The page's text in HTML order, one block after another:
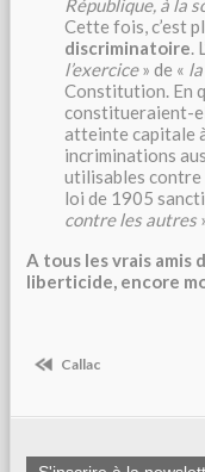
République, à la
Cette fois, c’est
discriminatoire.
l’exercice» de «
Constitution. En
constitueraient-
atteinte capitale
incriminations
utilisables contre
loi de 1905
contre les autres
A tous les vrais amis
liberticide, encore
Callac